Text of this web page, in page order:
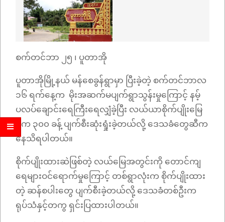
စက်တင်ဘာ ၂၅ ၊ ပူတာအို
ပူတာအိုမြို့နယ် မန်စေခွန်ရွာမှာ ပြီးခဲ့တဲ့ စက်တင်ဘာလ
၁၆ ရက်နေ့က မိုးအဆက်မပျက်ရွာသွန်းမှုကြောင့် နမ့်
ပလပ်ချောင်းရေကြီးရေလျှံခဲ့ပြီး လယ်ယာစိုက်ပျိုးမြေ
ဧက ၃၀၀ ခန့် ပျက်စီးဆုံးရှုံးခဲ့တယ်လို့ ဒေသခံတွေဆီက
နေသိရပါတယ်။
စိုက်ပျိုးထားဆဲဖြစ်တဲ့ လယ်မြေအတွင်းကို တောင်ကျ
ရေများဝင်ရောက်မှုကြောင့် တစ်ရွာလုံးက စိုက်ပျိုးထား
တဲ့ ဆန်စပါးတွေ ပျက်စီးခဲ့တယ်လို့ ဒေသခံတစ်ဦးက
ရုပ်သံနှင့်တကွ ရှင်းပြထားပါတယ်။